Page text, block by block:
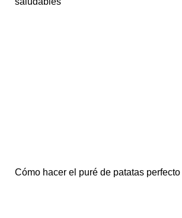
Cómo hacer el puré de patatas perfecto